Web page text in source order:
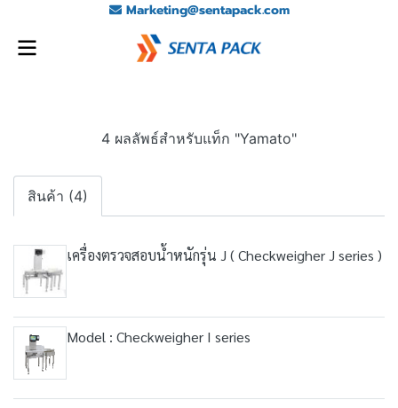
Marketing@sentapack.com
4 ผลลัพธ์สำหรับแท็ก "Yamato"
สินค้า (4)
เครื่องตรวจสอบน้ำหนักรุ่น J ( Checkweigher J series )
Model : Checkweigher I series